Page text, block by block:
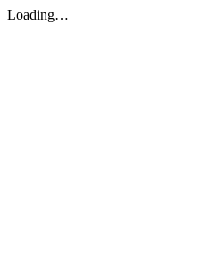
Loading…